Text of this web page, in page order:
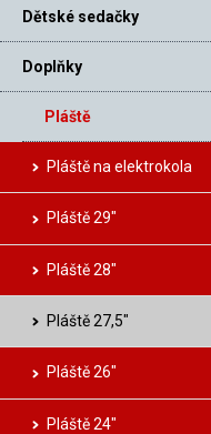
Dětské sedačky
Doplňky
Pláště
Pláště na elektrokola
Pláště 29″
Pláště 28″
Pláště 27,5″
Pláště 26″
Pláště 24″